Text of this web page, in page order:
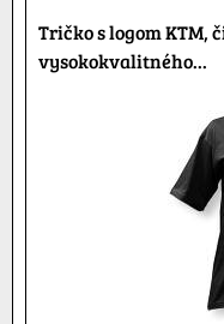
Tričko s logom KTM,
vysokokvalitného...